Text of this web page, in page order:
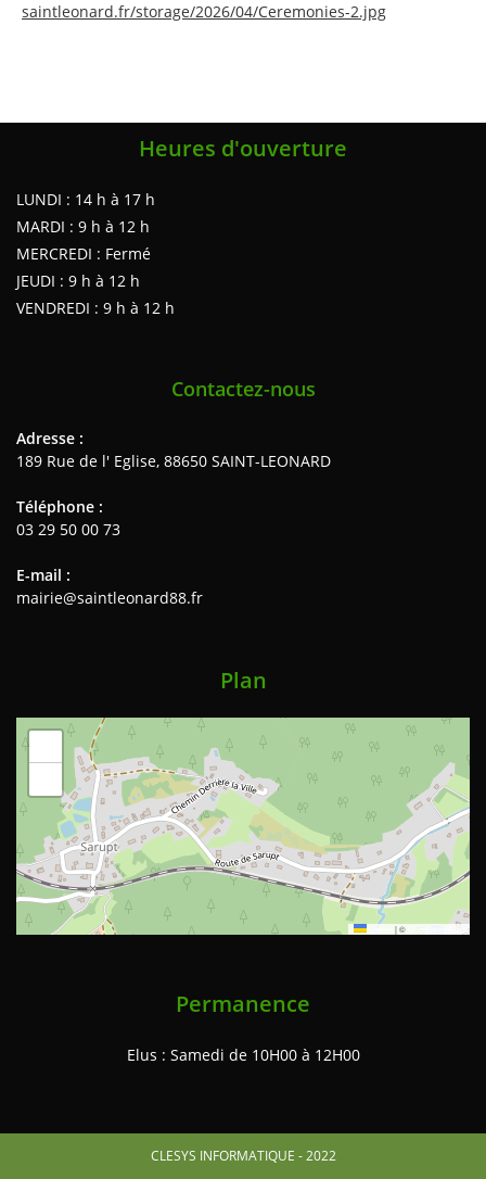
saintleonard.fr/storage/2026/04/Ceremonies-2.jpg
Heures d'ouverture
LUNDI : 14 h à 17 h
MARDI : 9 h à 12 h
MERCREDI : Fermé
JEUDI : 9 h à 12 h
VENDREDI : 9 h à 12 h
Contactez-nous
Adresse :
189 Rue de l' Eglise, 88650 SAINT-LEONARD
Téléphone :
03 29 50 00 73
E-mail :
mairie@saintleonard88.fr
Plan
|©
Permanence
Elus : Samedi de 10H00 à 12H00
CLESYS INFORMATIQUE - 2022